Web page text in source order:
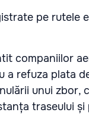
pe rutele
companiilor
a refuza plata
unui zbor,
traseului